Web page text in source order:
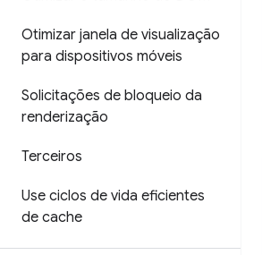
Otimizar janela de visualização
para dispositivos móveis
Solicitações de bloqueio da
renderização
Terceiros
Use ciclos de vida eficientes
de cache